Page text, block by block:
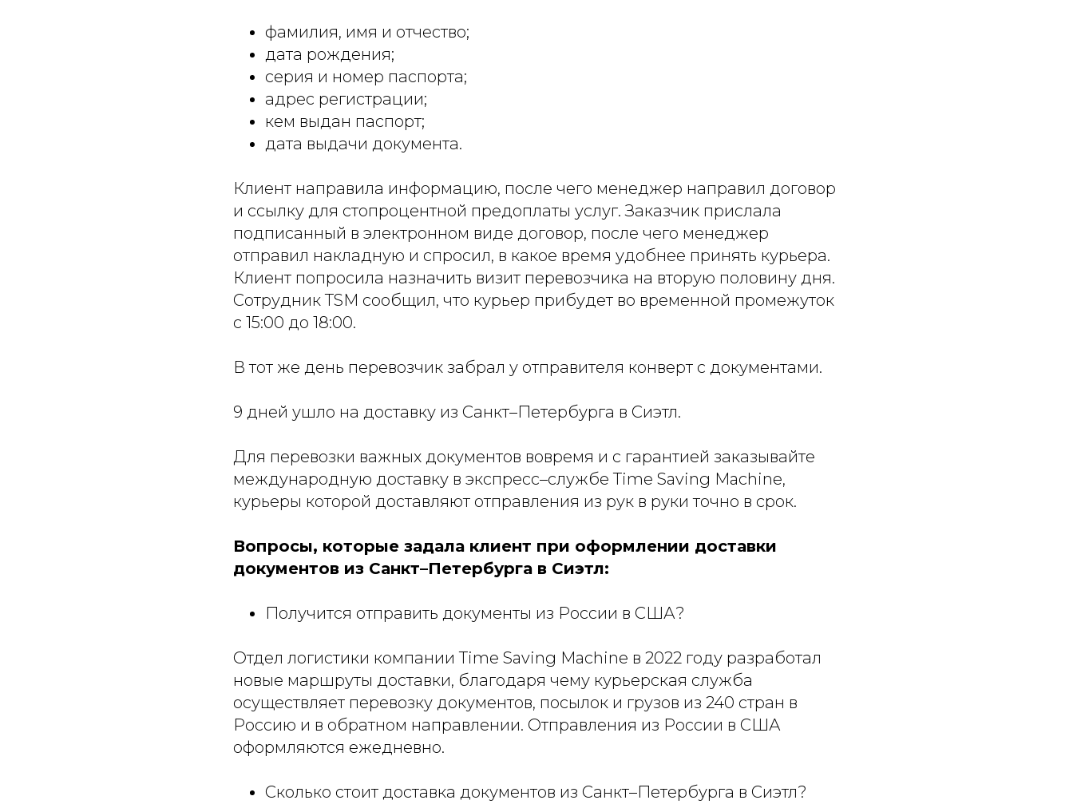
фамилия, имя и отчество;
дата рождения;
серия и номер паспорта;
адрес регистрации;
кем выдан паспорт;
дата выдачи документа.
Клиент направила информацию, после чего менеджер направил договор
и ссылку для стопроцентной предоплаты услуг. Заказчик прислала
подписанный в электронном виде договор, после чего менеджер
отправил накладную и спросил, в какое время удобнее принять курьера.
Клиент попросила назначить визит перевозчика на вторую половину дня.
Сотрудник TSM сообщил, что курьер прибудет во временной промежуток
с 15:00 до 18:00.
В тот же день перевозчик забрал у отправителя конверт с документами.
9 дней ушло на доставку из Санкт–Петербурга в Сиэтл.
Для перевозки важных документов вовремя и с гарантией заказывайте
международную доставку в экспресс–службе Time Saving Machine,
курьеры которой доставляют отправления из рук в руки точно в срок.
Вопросы, которые задала клиент при оформлении доставки
документов из Санкт–Петербурга в Сиэтл:
Получится отправить документы из России в США?
Отдел логистики компании Time Saving Machine в 2022 году разработал
новые маршруты доставки, благодаря чему курьерская служба
осуществляет перевозку документов, посылок и грузов из 240 стран в
Россию и в обратном направлении. Отправления из России в США
оформляются ежедневно.
Сколько стоит доставка документов из Санкт–Петербурга в Сиэтл?